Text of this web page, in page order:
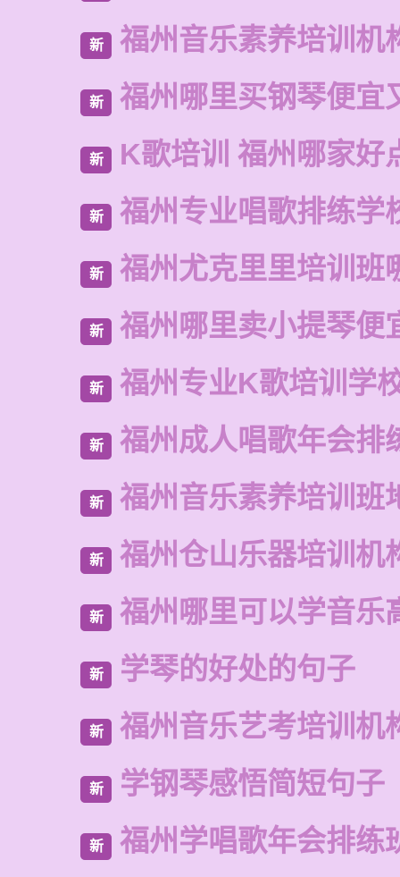
新 福州音乐素养培训机
新 福州哪里买钢琴便宜
新 K歌培训 福州哪家好
新 福州专业唱歌排练学
新 福州尤克里里培训班
新 福州哪里卖小提琴便
新 福州专业K歌培训学
新 福州成人唱歌年会排
新 福州音乐素养培训班
新 福州仓山乐器培训机
新 福州哪里可以学音乐
新 学琴的好处的句子
新 福州音乐艺考培训机
新 学钢琴感悟简短句子
新 福州学唱歌年会排练